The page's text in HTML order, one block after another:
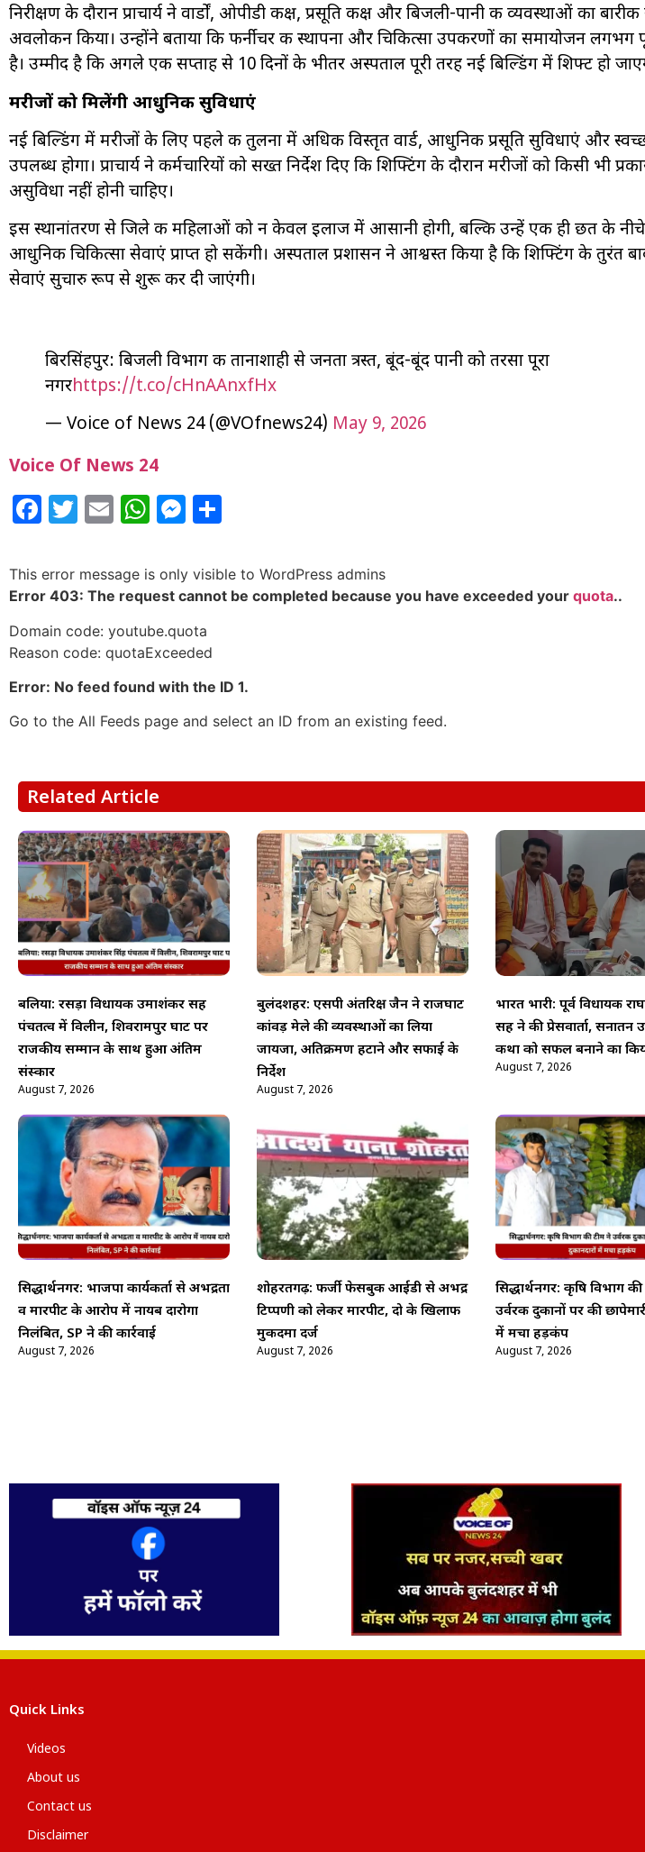
निरीक्षण के दौरान प्राचार्य ने वार्डों, ओपीडी कक्ष, प्रसूति कक्ष और बिजली-पानी की व्यवस्थाओं का
अवलोकन किया। उन्होंने बताया कि फर्नीचर की स्थापना और चिकित्सा उपकरणों का समायोजन लगभग
है। उम्मीद है कि अगले एक सप्ताह से 10 दिनों के भीतर अस्पताल पूरी तरह नई बिल्डिंग में शिफ्ट हो
मरीजों को मिलेंगी आधुनिक सुविधाएं
नई बिल्डिंग में मरीजों के लिए पहले की तुलना में अधिक विस्तृत वार्ड, आधुनिक प्रसूति सुविधाएं और
उपलब्ध होगा। प्राचार्य ने कर्मचारियों को सख्त निर्देश दिए कि शिफ्टिंग के दौरान मरीजों को किसी भी
असुविधा नहीं होनी चाहिए।
इस स्थानांतरण से जिले की महिलाओं को न केवल इलाज में आसानी होगी, बल्कि उन्हें एक ही छत के
आधुनिक चिकित्सा सेवाएं प्राप्त हो सकेंगी। अस्पताल प्रशासन ने आश्वस्त किया है कि शिफ्टिंग के तुरंत
सेवाएं सुचारु रूप से शुरू कर दी जाएंगी।
बिरसिंहपुर: बिजली विभाग की तानाशाही से जनता त्रस्त, बूंद-बूंद पानी को तरसा पूरा
नगरhttps://t.co/cHnAAnxfHx
— Voice of News 24 (@VOfnews24) May 9, 2026
Voice Of News 24
Facebook
Twitter
EmailWhatsApp
Messenger
This error message is only visible to WordPress admins
Error 403: The request cannot be completed because you have exceeded your quota..
Domain code: youtube.quota
Reason code: quotaExceeded
Error: No feed found with the ID 1.
Go to the All Feeds page and select an ID from an existing feed.
Related Article
बलिया: रसड़ा विधायक उमाशंकर सिंह
पंचतत्व में विलीन, शिवरामपुर घाट पर
राजकीय सम्मान के साथ हुआ अंतिम
संस्कार
August 7, 2026
बुलंदशहर: एसपी अंतरिक्ष जैन ने राजघाट
कांवड़ मेले की व्यवस्थाओं का लिया
जायजा, अतिक्रमण हटाने और सफाई के
निर्देश
August 7, 2026
भारत भारी: पूर्व विधायक
सिंह ने की प्रेसवार्ता, सनातन
कथा को सफल बनाने का
August 7, 2026
सिद्धार्थनगर: भाजपा कार्यकर्ता से अभद्रता
व मारपीट के आरोप में नायब दारोगा
निलंबित, SP ने की कार्रवाई
August 7, 2026
शोहरतगढ़: फर्जी फेसबुक आईडी से अभद्र
टिप्पणी को लेकर मारपीट, दो के खिलाफ
मुकदमा दर्ज
August 7, 2026
सिद्धार्थनगर: कृषि विभाग
उर्वरक दुकानों पर की
में मचा हड़कंप
August 7, 2026
Quick Links
Videos
About us
Contact us
Disclaimer